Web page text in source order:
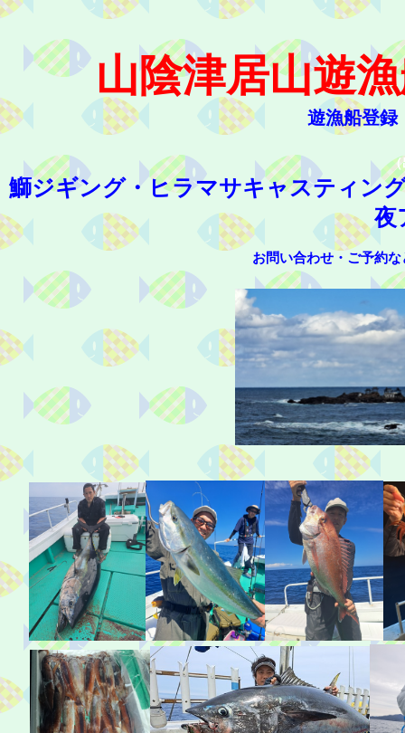
山陰津居山遊
遊漁船登
（
鰤ジギング・ヒラマサキャスティン
夜
お問い合わせ・ご予約